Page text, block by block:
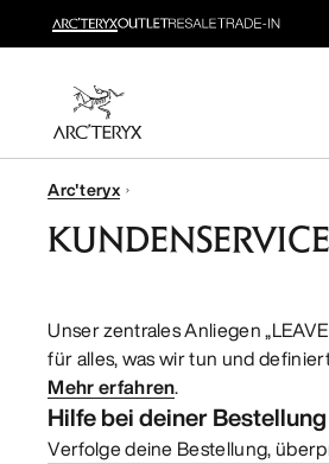
Leichte Essentials für lange
Damen shoppen
Kostenlose Rückgabe
Hast du deine Meinung
Arc'teryx
Unser zentrales Anliegen
für alles, was wir tun und
Mehr erfahren.
Hilfe bei deiner Bestellung
Verfolge deine Bestellung,